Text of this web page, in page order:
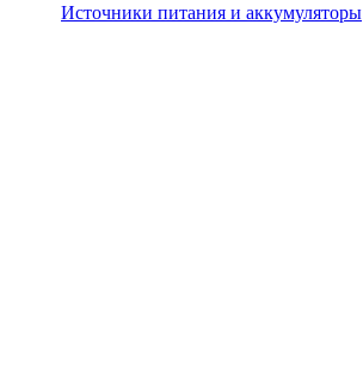
Источники питания и аккумуляторы